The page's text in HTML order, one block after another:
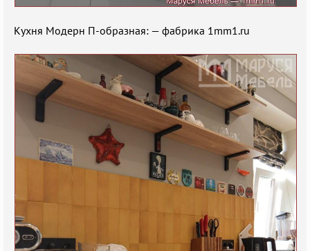
Кухня Модерн П-образная: — фабрика 1mm1.ru